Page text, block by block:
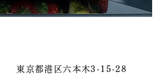
東京都港区六本木3-15-28